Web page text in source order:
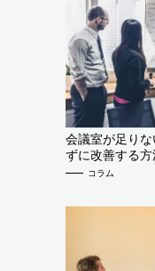
会議室が足り
ずに改善する方
コラム